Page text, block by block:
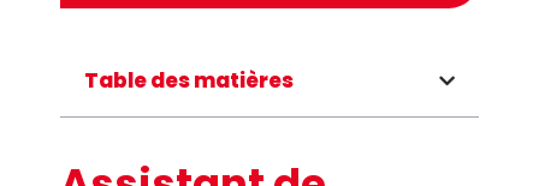
Table des matières